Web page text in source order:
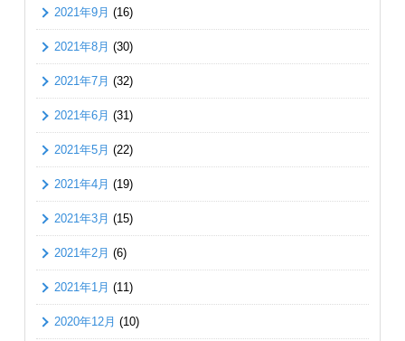
2021年9月 (16)
2021年8月 (30)
2021年7月 (32)
2021年6月 (31)
2021年5月 (22)
2021年4月 (19)
2021年3月 (15)
2021年2月 (6)
2021年1月 (11)
2020年12月 (10)